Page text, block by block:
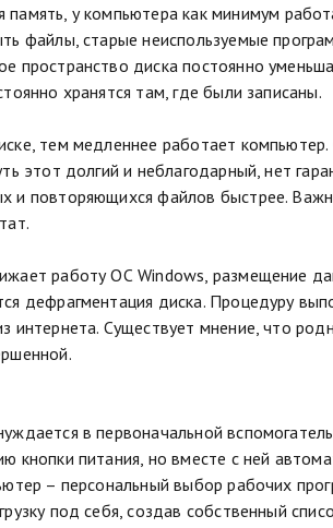
память, у компьютера как минимум
файлы, старые неиспользуемые
диска постоянно
хранятся там, где были записаны.
тем медленнее работает
этот долгий и неблагодарный, нет
и повторяющихся файлов быстрее.
работу ОС Windows, размещение
дефрагментация диска. Процедуру
интернета. Существует мнение, что
в первоначальной
кнопки питания, но вместе с ней
– персональный выбор рабочих
под себя, создав собственный